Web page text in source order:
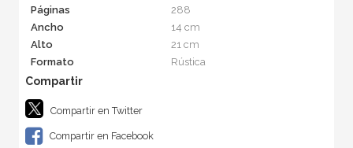
Páginas
288
Ancho
14 cm
Alto
21 cm
Formato
Rústica
Compartir en Twitter
Compartir en Facebook